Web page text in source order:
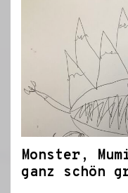
Monster,
ganz schön